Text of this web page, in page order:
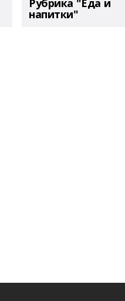
Рубрика "Еда и
напитки"